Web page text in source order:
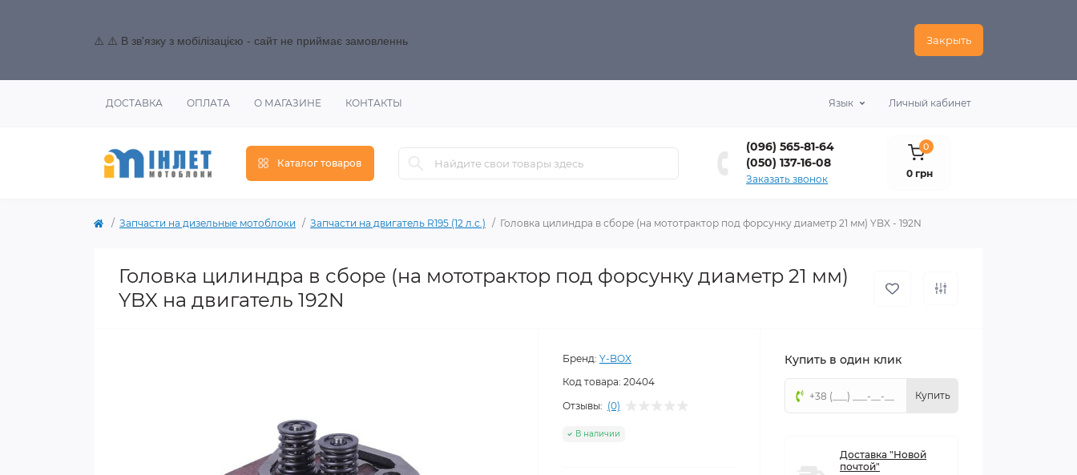
⚠️ ⚠️ В зв'язку з мобілізацією - сайт не приймає замовленнь Закрыть
ДОСТАВКА ОПЛАТА О МАГАЗИНЕ КОНТАКТЫ Язык Личный кабинет
Каталог товаров
(096) 565-81-64
(050) 137-16-08
Заказать звонок
0
0 грн
Запчасти на дизельные мотоблоки Запчасти на двигатель R195 (12 л.с.) Головка цилиндра в сборе (на мототрактор под форсунку диаметр 21 мм) YBX - 192N
Головка цилиндра в сборе (на мототрактор под форсунку диаметр 21 мм)
YBX на двигатель 192N
Бренд: Y-BOX
Код товара: 20404
Отзывы: (0)
В наличии
Купить в один клик
Купить
Доставка "Новой
почтой"